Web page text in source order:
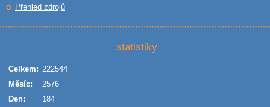
Přehled zdrojů
statistiky
Celkem: 222544
Měsíc:
2576
Den:
184